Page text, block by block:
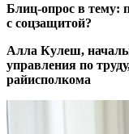
Блиц-опрос в тему:
с соцзащитой?
Алла Кулеш,
управления по
райисполкома